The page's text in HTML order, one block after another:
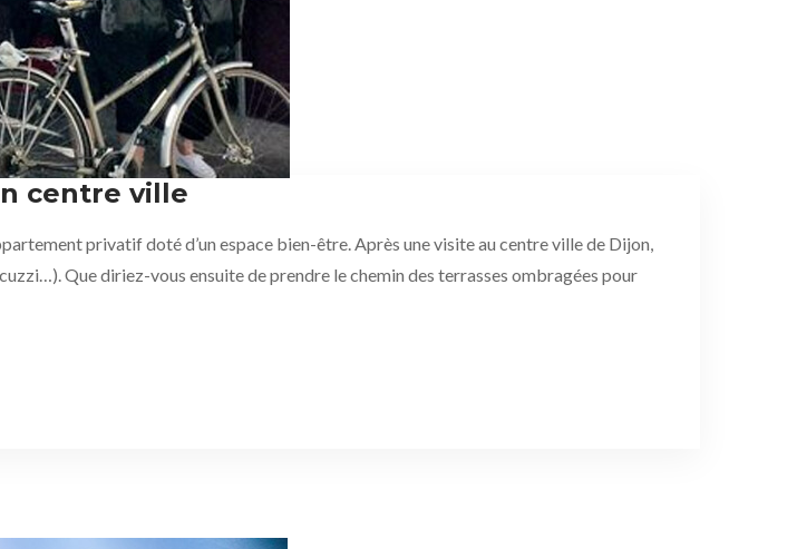
centre ville
privatif doté d’un espace bien-être. Après une visite au centre ville de Dijon,
Que diriez-vous ensuite de prendre le chemin des terrasses ombragées pour